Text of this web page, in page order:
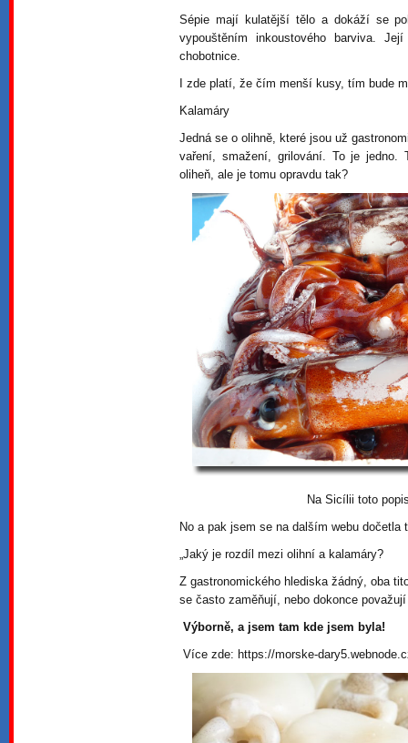
Sépie mají kulatější tělo a dokáží se
vypouštěním inkoustového barviva.
chobotnice.
I zde platí, že čím menší kusy, tím bude
Kalamáry
Jedná se o olihně, které jsou už
vaření, smažení, grilování. To je
oliheň, ale je tomu opravdu tak?
Na Sicílii toto
No a pak jsem se na dalším webu dočetla
„Jaký je rozdíl mezi olihní a kalamáry?
Z gastronomického hlediska žádný, oba
se často zaměňují, nebo dokonce
Výborně, a jsem tam kde jsem byla!
Více zde: https://morske-